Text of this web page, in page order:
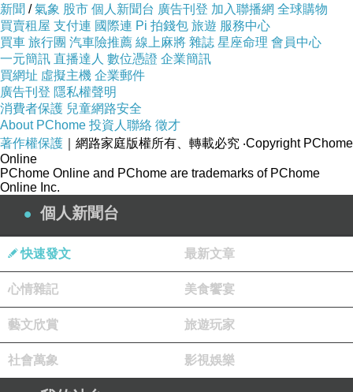
新聞 /氣象 股市 個人新聞台 廣告刊登 加入聯播網 全球購物
買賣租屋 支付連 國際連 Pi 拍錢包 旅遊 服務中心
買車 旅行團 汽車險推薦 線上麻將 雜誌 星座命理 會員中心
一元簡訊 直播達人 數位憑證 企業簡訊
買網址 虛擬主機 企業郵件
廣告刊登 隱私權聲明
消費者保護 兒童網路安全
About PChome 投資人聯絡 徵才
著作權保護 ｜網路家庭版權所有、轉載必究 ‧Copyright PChome
Online
PChome Online and PChome are trademarks of PChome
Online Inc.
個人新聞台
快速發文 最新文章
心情雜記 美食饗宴
藝文欣賞 旅遊玩家
社會萬象 影視娛樂